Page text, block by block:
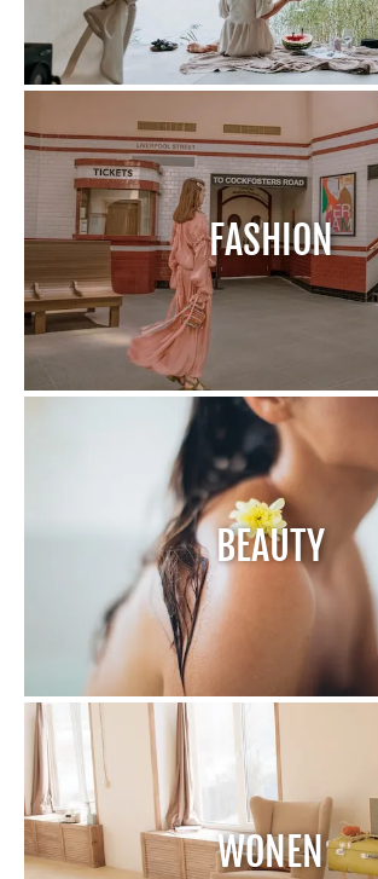
FASHION
BEAUTY
WONEN